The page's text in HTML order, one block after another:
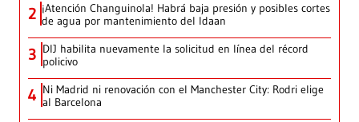
2 ¡Atención Changuinola! Habrá baja presión y posibles cortes
de agua por mantenimiento del Idaan
3 DIJ habilita nuevamente la solicitud en línea del récord
policivo
4 Ni Madrid ni renovación con el Manchester City: Rodri elige
al Barcelona